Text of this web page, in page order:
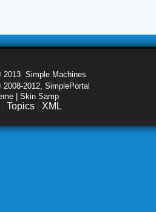
2013 Simple Machines
2012, SimplePortal
| Skin Samp
Topics XML